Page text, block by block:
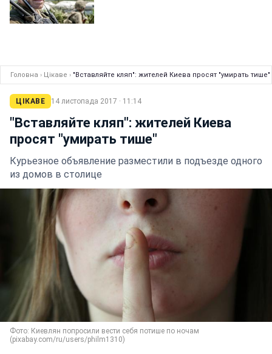
Головна › Цікаве › "Вставляйте кляп": жителей Киева просят "умирать тише"
ЦІКАВЕ 14 листопада 2017 · 11:14
"Вставляйте кляп": жителей Киева
просят "умирать тише"
Курьезное объявление разместили в подъезде одного
из домов в столице
Фото: Киевлян попросили вести себя потише по ночам
(pixabay.com/ru/users/philm1310)